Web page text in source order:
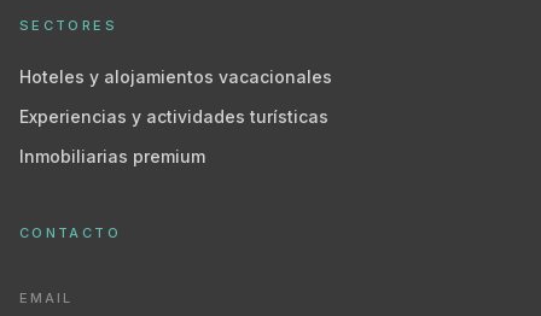
SECTORES
Hoteles y alojamientos vacacionales
Experiencias y actividades turísticas
Inmobiliarias premium
CONTACTO
EMAIL